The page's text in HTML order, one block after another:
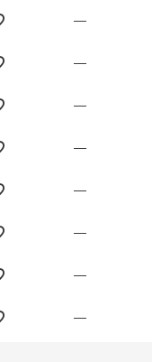
—
—
—
—
—
—
—
—